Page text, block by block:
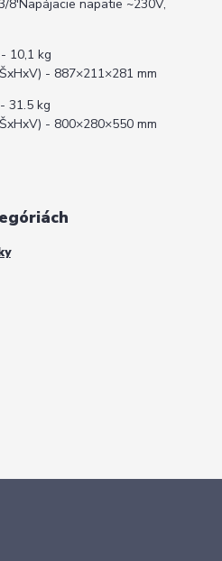
8'Napájacie napätie ~230V,
10,1 kg
- 887×211×281 mm
31.5 kg
- 800×280×550 mm